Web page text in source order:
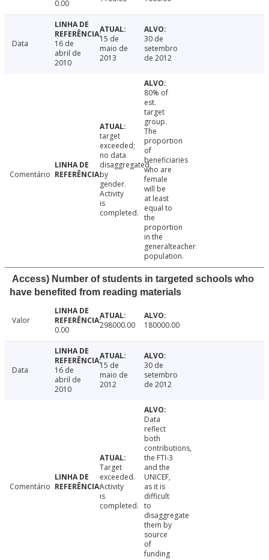
0.00
Data
16 de
abril de
2010
15 de
maio de
2013
30 de
setembro
de 2012
Comentário
target
exceeded;
no data
disaggregated
by
gender.
Activity
is
completed.
80% of
est.
target
group.
The
proportion
of
beneficiaries
who are
female
will be
at least
equal to
the
proportion
in the
generalteacher
population.
Access) Number of students in targeted schools who
have benefited from reading materials
Valor
0.00
298000.00 180000.00
Data
16 de
abril de
2010
15 de
maio de
2012
30 de
setembro
de 2012
Comentário
Target
exceeded.
Activity
is
completed.
Data
reflect
both
contributions,
the FTI-3
and the
UNICEF,
as it is
difficult
to
disaggregate
them by
source
of
funding